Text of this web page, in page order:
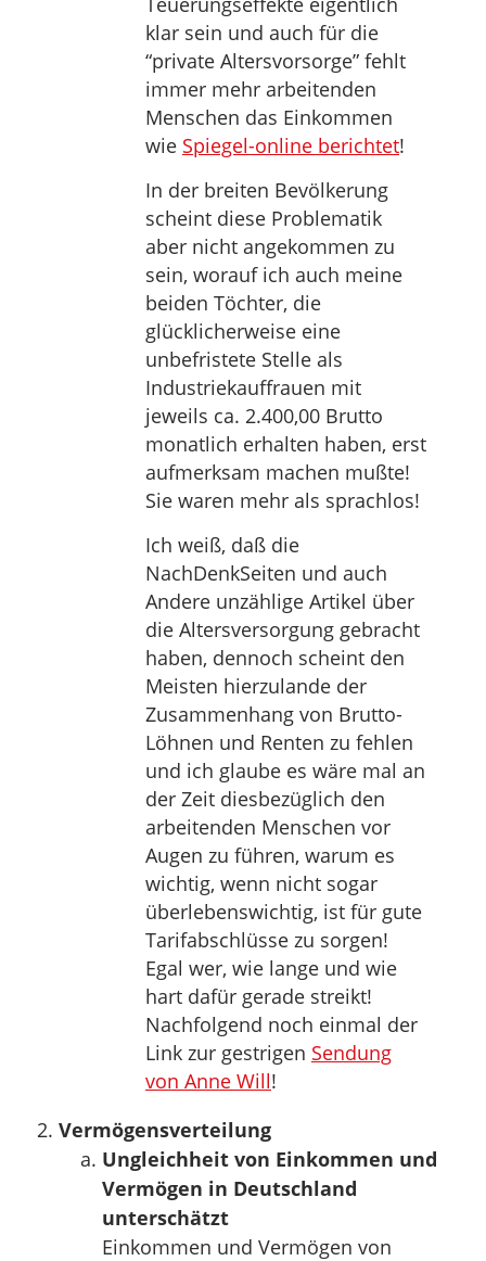
klar sein und auch für die
“private Altersvorsorge” fehlt
immer mehr arbeitenden
Menschen das Einkommen
wie Spiegel-online berichtet!
In der breiten Bevölkerung
scheint diese Problematik
aber nicht angekommen zu
sein, worauf ich auch meine
beiden Töchter, die
glücklicherweise eine
unbefristete Stelle als
Industriekauffrauen mit
jeweils ca. 2.400,00 Brutto
monatlich erhalten haben, erst
aufmerksam machen mußte!
Sie waren mehr als sprachlos!
Ich weiß, daß die
NachDenkSeiten und auch
Andere unzählige Artikel über
die Altersversorgung gebracht
haben, dennoch scheint den
Meisten hierzulande der
Zusammenhang von Brutto-
Löhnen und Renten zu fehlen
und ich glaube es wäre mal an
der Zeit diesbezüglich den
arbeitenden Menschen vor
Augen zu führen, warum es
wichtig, wenn nicht sogar
überlebenswichtig, ist für gute
Tarifabschlüsse zu sorgen!
Egal wer, wie lange und wie
hart dafür gerade streikt!
Nachfolgend noch einmal der
Link zur gestrigen Sendung
von Anne Will!
Vermögensverteilung
Ungleichheit von Einkommen und
Vermögen in Deutschland
unterschätzt
Einkommen und Vermögen von